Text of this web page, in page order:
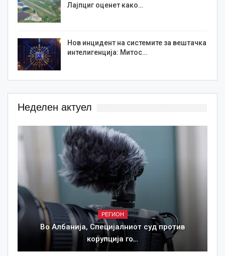
Лајпциг оценет како…
Нов инцидент на системите за вештачка
интелигенција: Митос…
Неделен актуел
РЕГИОН
Во Албанија, Специјалниот суд против
корупција го…